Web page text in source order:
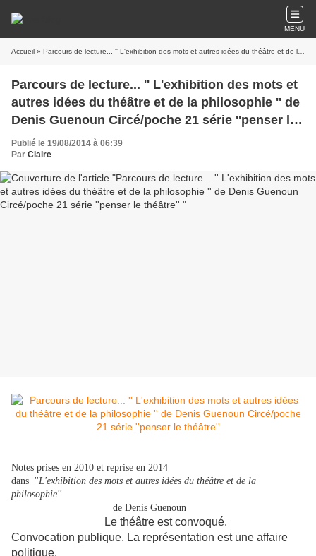
MENU
Accueil » Parcours de lecture... '' L'exhibition des mots et autres idées du théâtre et de la philosophie '' de Denis Guenoun Circé/poche 21 série ''penser le théâtre''
Parcours de lecture... '' L'exhibition des mots et
autres idées du théâtre et de la philosophie '' de
Denis Guenoun Circé/poche 21 série ''penser le
théâtre''
Publié le 19/08/2014 à 06:39
Par Claire
Notes prises en 2010 et reprise en 2014
dans ''L'exhibition des mots et autres idées du théâtre et de la
philosophie''
de Denis Guenoun
Le théâtre est convoqué.
Convocation publique. La représentation est une affaire
politique.